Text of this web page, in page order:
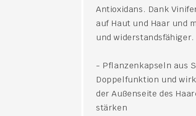
Antioxidans. Dank
auf Haut und Haar und
und widerstandsfähiger.
- Pflanzenkapseln aus
Doppelfunktion und
der Außenseite des
stärken